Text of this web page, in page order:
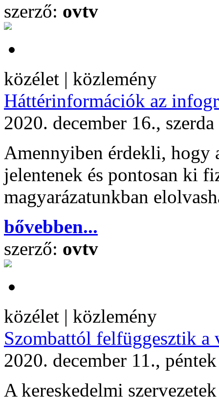
szerző: ovtv
közélet | közlemény
Háttérinformációk az
2020. december 16.,
Amennyiben érdekli, hogy
jelentenek és pontosan ki
magyarázatunkban
bővebben...
szerző: ovtv
közélet | közlemény
Szombattól felfüggesztik a
2020. december 11.,
A kereskedelmi